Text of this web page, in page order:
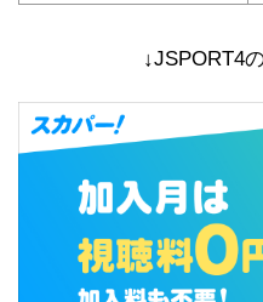
↓JSPORT4